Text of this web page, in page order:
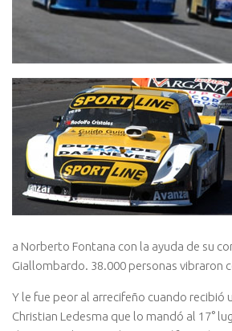
a Norberto Fontana con la ayuda de su
Giallombardo. 38.000 personas vibraron
Y le fue peor al arrecifeño cuando recibió
Christian Ledesma que lo mandó al 17°